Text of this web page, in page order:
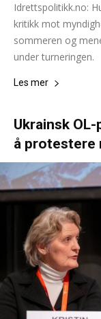
Idrettspolitikk.no:
kritikk mot
sommeren og
under turneringen.
Les mer
Ukrainsk
å protestere